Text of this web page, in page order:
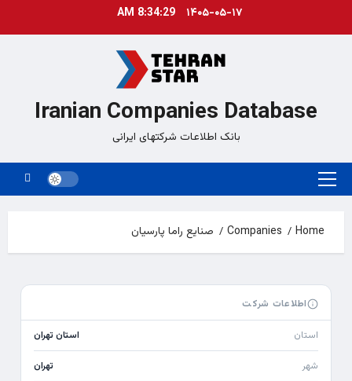
۱۴۰۵-۰۵-۱۷ 8:34:29 AM
Iranian Companies Database
بانک اطلاعات شرکتهای ایرانی
Primary
Home
Companies صنايع راما پارسیان
اطلاعات شرکت
استان استان تهران
شهر تهران